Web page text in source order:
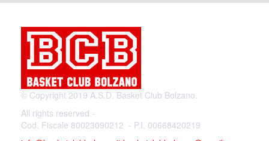
© Copyright 2019 A.S.D. Basket Club Bolzano.
All rights reserved -
Cod. Fiscale 80023090212 - P.I. 00668420219